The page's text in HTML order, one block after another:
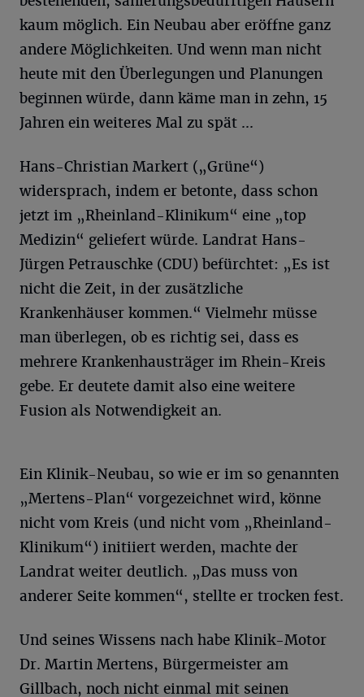
kaum möglich. Ein Neubau aber eröffne ganz
andere Möglichkeiten. Und wenn man nicht
heute mit den Überlegungen und Planungen
beginnen würde, dann käme man in zehn, 15
Jahren ein weiteres Mal zu spät ...
Hans-Christian Markert („Grüne“)
widersprach, indem er betonte, dass schon
jetzt im „Rheinland-Klinikum“ eine „top
Medizin“ geliefert würde. Landrat Hans-
Jürgen Petrauschke (CDU) befürchtet: „Es ist
nicht die Zeit, in der zusätzliche
Krankenhäuser kommen.“ Vielmehr müsse
man überlegen, ob es richtig sei, dass es
mehrere Krankenhausträger im Rhein-Kreis
gebe. Er deutete damit also eine weitere
Fusion als Notwendigkeit an.
Ein Klinik-Neubau, so wie er im so genannten
„Mertens-Plan“ vorgezeichnet wird, könne
nicht vom Kreis (und nicht vom „Rheinland-
Klinikum“) initiiert werden, machte der
Landrat weiter deutlich. „Das muss von
anderer Seite kommen“, stellte er trocken fest.
Und seines Wissens nach habe Klinik-Motor
Dr. Martin Mertens, Bürgermeister am
Gillbach, noch nicht einmal mit seinen